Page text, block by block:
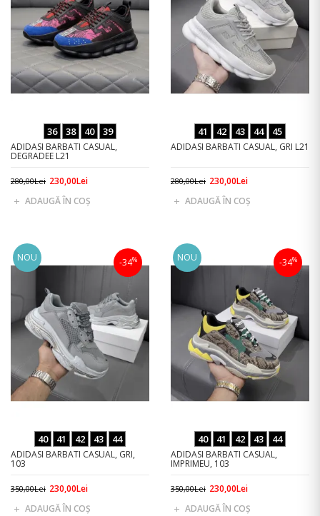
36 38 40 39
ADIDASI BARBATI CASUAL,
DEGRADEE L21
280,00Lei 230,00Lei
ADAUGĂ ÎN COŞ
41 42 43 44 45
ADIDASI BARBATI CASUAL, GRI L21
280,00Lei 230,00Lei
ADAUGĂ ÎN COŞ
-34%
NOU
40 41 42 43 44
ADIDASI BARBATI CASUAL, GRI,
103
350,00Lei 230,00Lei
ADAUGĂ ÎN COŞ
-34%
NOU
40 41 42 43 44
ADIDASI BARBATI CASUAL,
IMPRIMEU, 103
350,00Lei 230,00Lei
ADAUGĂ ÎN COŞ